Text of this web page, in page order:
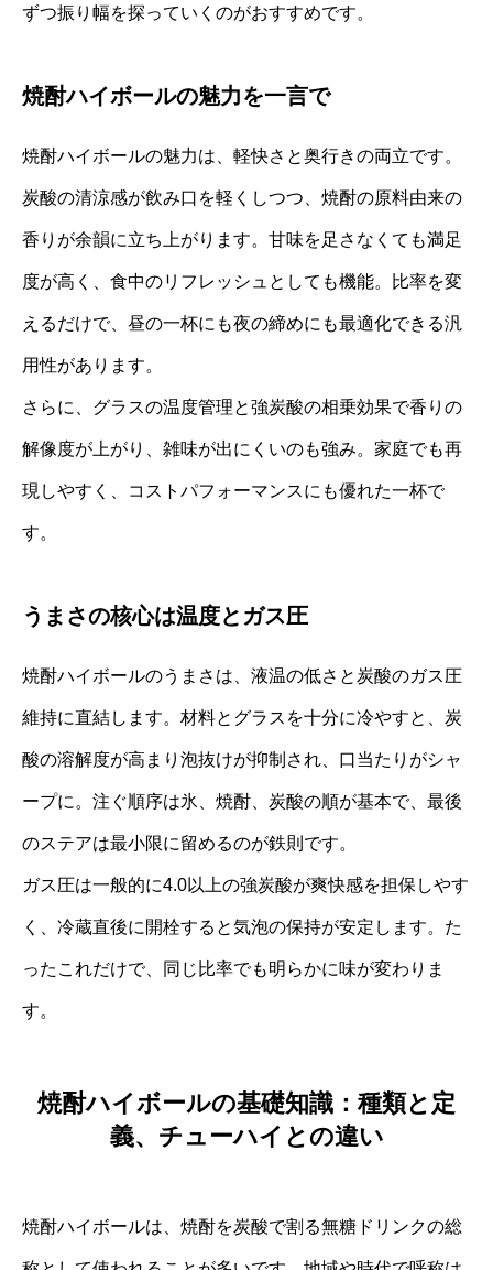
ずつ振り幅を探っていくのがおすすめです。
焼酎ハイボールの魅力を一言で
焼酎ハイボールの魅力は、軽快さと奥行きの両立です。
炭酸の清涼感が飲み口を軽くしつつ、焼酎の原料由来の
香りが余韻に立ち上がります。甘味を足さなくても満足
度が高く、食中のリフレッシュとしても機能。比率を変
えるだけで、昼の一杯にも夜の締めにも最適化できる汎
用性があります。
さらに、グラスの温度管理と強炭酸の相乗効果で香りの
解像度が上がり、雑味が出にくいのも強み。家庭でも再
現しやすく、コストパフォーマンスにも優れた一杯で
す。
うまさの核心は温度とガス圧
焼酎ハイボールのうまさは、液温の低さと炭酸のガス圧
維持に直結します。材料とグラスを十分に冷やすと、炭
酸の溶解度が高まり泡抜けが抑制され、口当たりがシャ
ープに。注ぐ順序は氷、焼酎、炭酸の順が基本で、最後
のステアは最小限に留めるのが鉄則です。
ガス圧は一般的に4.0以上の強炭酸が爽快感を担保しやす
く、冷蔵直後に開栓すると気泡の保持が安定します。た
ったこれだけで、同じ比率でも明らかに味が変わりま
す。
焼酎ハイボールの基礎知識：種類と定
義、チューハイとの違い
焼酎ハイボールは、焼酎を炭酸で割る無糖ドリンクの総